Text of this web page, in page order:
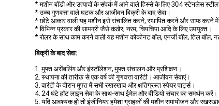
* मशीन बॉडी और उत्पादों के संपर्क में आने वाले हिस्से के लिए 304 स्टेनलेस स्टील
* उच्च गुणवत्ता वाले घटक और आजीवन बिक्री के बाद सेवा।
* छोटे आकार वाली यह मशीन इसे संचालित करने, स्थापित करने और साफ करने
* विभिन्न प्रकार की सामग्री जैसे कठोर, नरम, चिपचिपा आदि के लिए उपयुक्त।
* रोलर के साथ काम करने वाली यह मशीन कोकोनट बॉल, एनर्जी बॉल, तिल
बिक्री के बाद सेवा:
1. मुफ्त असेंबलिंग और इंस्टॉलेशन, मुफ्त संचालन और प्रशिक्षण।
2. स्थापना की तारीख से एक वर्ष की गुणवत्ता वारंटी। आजीवन सेवाएं।
3. वारंटी के दौरान मुफ्त में सभी रखरखाव और क्षतिग्रस्त स्पेयर पार्ट्स।
4. 24 घंटे हॉट लाइन सेवा के साथ-साथ ईमेल और वीडियो संचार का समर्थन करें।
5. यदि आवश्यक हो तो इंजीनियर हमेशा ग्राहकों की मशीन समायोजन और